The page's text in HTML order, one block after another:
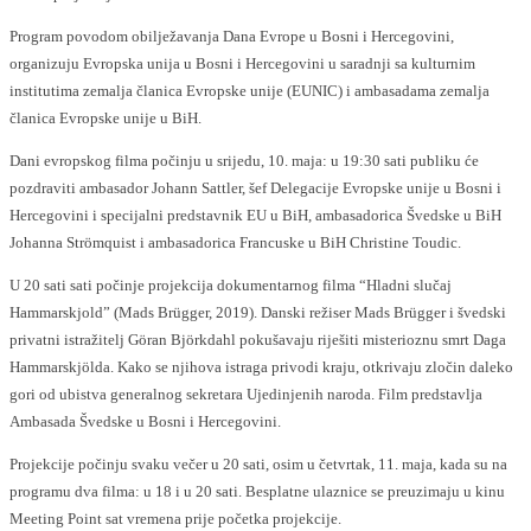
Program povodom obilježavanja Dana Evrope u Bosni i Hercegovini,
organizuju Evropska unija u Bosni i Hercegovini u saradnji sa kulturnim
institutima zemalja članica Evropske unije (EUNIC) i ambasadama zemalja
članica Evropske unije u BiH.
Dani evropskog filma počinju u srijedu, 10. maja: u 19:30 sati publiku će
pozdraviti ambasador Johann Sattler, šef Delegacije Evropske unije u Bosni i
Hercegovini i specijalni predstavnik EU u BiH, ambasadorica Švedske u BiH
Johanna Strömquist i ambasadorica Francuske u BiH Christine Toudic.
U 20 sati sati počinje projekcija dokumentarnog filma “Hladni slučaj
Hammarskjold” (Mads Brügger, 2019). Danski režiser Mads Brügger i švedski
privatni istražitelj Göran Björkdahl pokušavaju riješiti misterioznu smrt Daga
Hammarskjölda. Kako se njihova istraga privodi kraju, otkrivaju zločin daleko
gori od ubistva generalnog sekretara Ujedinjenih naroda. Film predstavlja
Ambasada Švedske u Bosni i Hercegovini.
Projekcije počinju svaku večer u 20 sati, osim u četvrtak, 11. maja, kada su na
programu dva filma: u 18 i u 20 sati. Besplatne ulaznice se preuzimaju u kinu
Meeting Point sat vremena prije početka projekcije.